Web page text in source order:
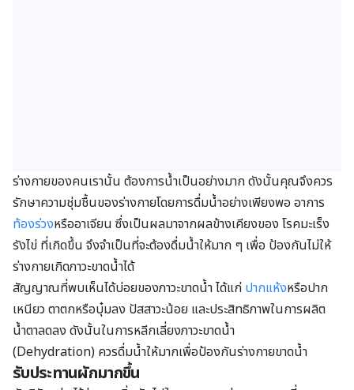
ร่างกายของคนเรานั้น ต้องการน้ำเป็นอย่างมาก ดังนั้นคุณจึงควร
รักษาความชุ่มชื้นของร่างกายโดยการดื่มน้ำอย่างเพียงพอ อาการ
ท้องร่วงหรืออาเจียน ซึ่งเป็นผลมาจากผลข้างเคียงของ โรคมะเร็ง
รังไข่ ที่เกิดขึ้น จึงจำเป็นที่จะต้องดื่มน้ำให้มาก ๆ เพื่อ ป้องกันไม่ให้
ร่างกายเกิดภาวะขาดน้ำได้
สัญญาณที่พบเห็นได้บ่อยของภาวะขาดน้ำ ได้แก่ ปากแห้งหรือปาก
เหนียว ตาตกหรือบุ๋มลง ปัสสาวะน้อย และประสิทธิภาพในการผลิต
น้ำตาลดลง ดังนั้นในการหลีกเลี่ยงภาวะขาดน้ำ
(Dehydration) ควรดื่มน้ำให้มากเพื่อป้องกันร่างกายขาดน้ำ
รับประทานผักมากขึ้น